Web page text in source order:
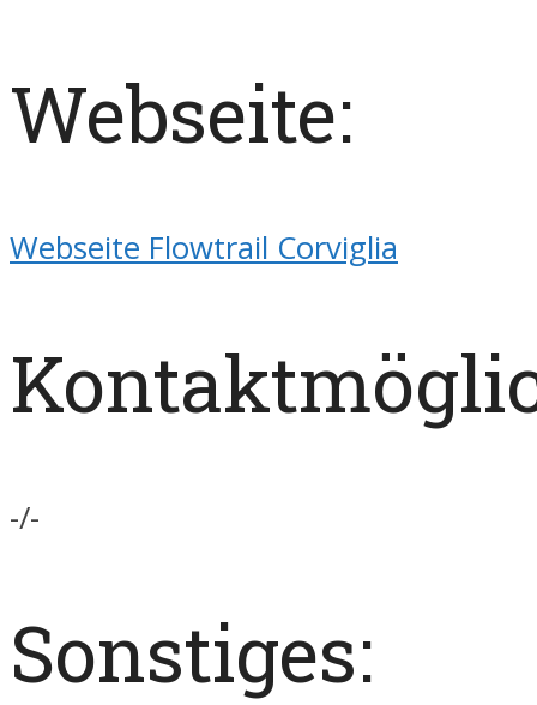
Webseite:
Webseite Flowtrail Corviglia
-/-
Sonstiges: